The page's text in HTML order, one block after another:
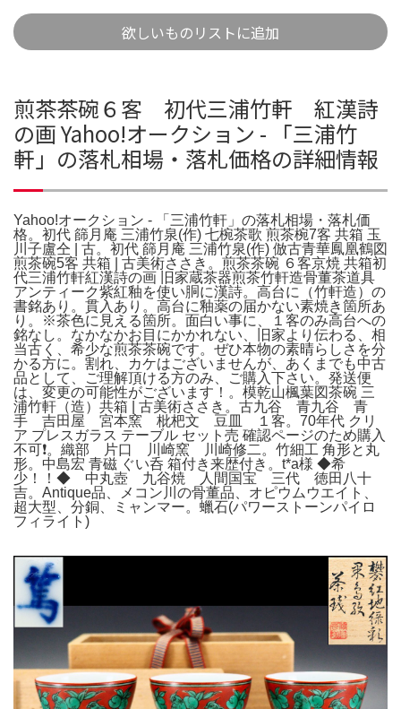
欲しいものリストに追加
煎茶茶碗６客 初代三浦竹軒 紅漢詩
の画 Yahoo!オークション - 「三浦竹
軒」の落札相場・落札価格の詳細情報
Yahoo!オークション - 「三浦竹軒」の落札相場・落札価
格。初代 篩月庵 三浦竹泉(作) 七椀茶歌 煎茶椀7客 共箱 玉
川子盧仝 | 古。初代 篩月庵 三浦竹泉(作) 倣古青華鳳凰鶴図
煎茶碗5客 共箱 | 古美術ささき。煎茶茶碗 ６客京焼 共箱初
代三浦竹軒紅漢詩の画 旧家蔵茶器煎茶竹軒造骨董茶道具
アンティーク紫紅釉を使い胴に漢詩。高台に（竹軒造）の
書銘あり。貫入あり。高台に釉薬の届かない素焼き箇所あ
り。※茶色に見える箇所。面白い事に、１客のみ高台への
銘なし。なかなかお目にかかれない、旧家より伝わる、相
当古く、希少な煎茶茶碗です。ぜひ本物の素晴らしさを分
かる方に。割れ、カケはございませんが、あくまでも中古
品として、ご理解頂ける方のみ、ご購入下さい。発送便
は、変更の可能性がございます！。模乾山楓葉図茶碗 三
浦竹軒（造）共箱 | 古美術ささき。古九谷 青九谷 青
手 吉田屋 宮本窯 枇杷文 豆皿 １客。70年代 クリ
ア プレスガラス テーブル セット売 確認ページのため購入
不可❗️。織部 片口 川崎窯 川崎修二。竹細工 角形と丸
形。中島宏 青磁 ぐい呑 箱付き来歴付き。t*a様 ◆希
少！！◆ 中丸壺 九谷焼 人間国宝 三代 徳田八十
吉。Antique品、メコン川の骨董品、オピウムウエイト、
超大型、分銅、ミャンマー。蠟石(パワーストーンパイロ
フィライト)